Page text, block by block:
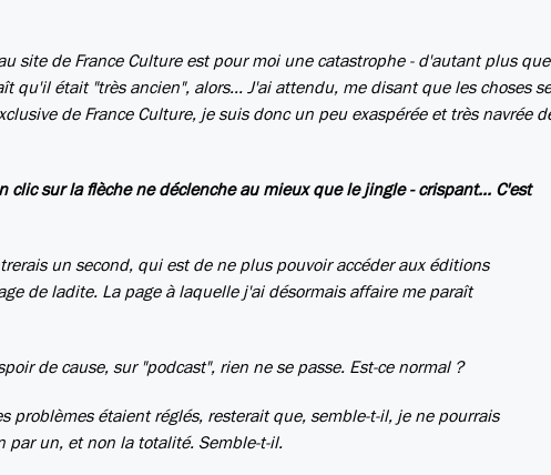
site de France Culture est pour moi une catastrophe - d'autant plus que
qu'il était "très ancien", alors... J'ai attendu, me disant que les choses se
de France Culture, je suis donc un peu exaspérée et très navrée
sur la flèche ne déclenche au mieux que le jingle - crispant... C'est
un second, qui est de ne plus pouvoir accéder aux éditions
de ladite. La page à laquelle j'ai désormais affaire me paraît
de cause, sur "podcast", rien ne se passe. Est-ce normal ?
problèmes étaient réglés, resterait que, semble-t-il, je ne pourrais
par un, et non la totalité. Semble-t-il.